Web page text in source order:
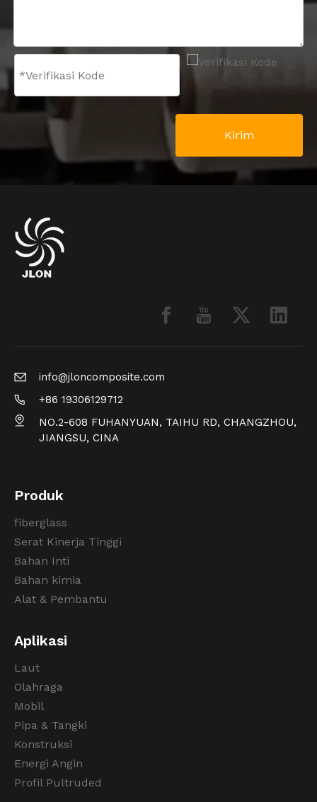
Kirim
info@jloncomposite.com
+86 19306129712
NO.2-608 FUHANYUAN, TAIHU RD, CHANGZHOU,
JIANGSU, CINA
Produk
fiberglass
Serat Kinerja Tinggi
Bahan Inti
Bahan kimia
Alat & Pembantu
Aplikasi
Laut
Olahraga
Mobil
Pipa & Tangki
Konstruksi
Energi Angin
Profil Pultruded